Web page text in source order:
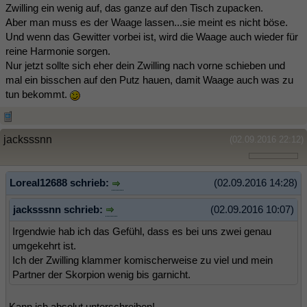
Zwilling ein wenig auf, das ganze auf den Tisch zupacken.
Aber man muss es der Waage lassen...sie meint es nicht böse.
Und wenn das Gewitter vorbei ist, wird die Waage auch wieder für
reine Harmonie sorgen.
Nur jetzt sollte sich eher dein Zwilling nach vorne schieben und
mal ein bisschen auf den Putz hauen, damit Waage auch was zu
tun bekommt.
(02.09.2016 22:12)
jacksssnn
(02.09.2016 14:28)
Loreal12688 schrieb:
(02.09.2016 10:07)
jacksssnn schrieb:
Irgendwie hab ich das Gefühl, dass es bei uns zwei genau
umgekehrt ist.
Ich der Zwilling klammer komischerweise zu viel und mein
Partner der Skorpion wenig bis garnicht.